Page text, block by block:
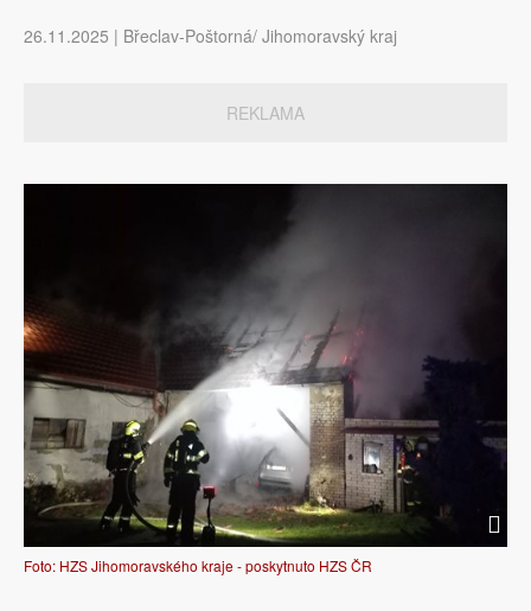
26.11.2025 | Břeclav-Poštorná/ Jihomoravský kraj
REKLAMA
Foto: HZS Jihomoravského kraje - poskytnuto HZS ČR